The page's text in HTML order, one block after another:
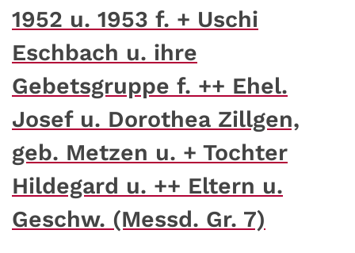
1952 u. 1953 f. + Uschi
Eschbach u. ihre
Gebetsgruppe f. ++ Ehel.
Josef u. Dorothea Zillgen,
geb. Metzen u. + Tochter
Hildegard u. ++ Eltern u.
Geschw. (Messd. Gr. 7)